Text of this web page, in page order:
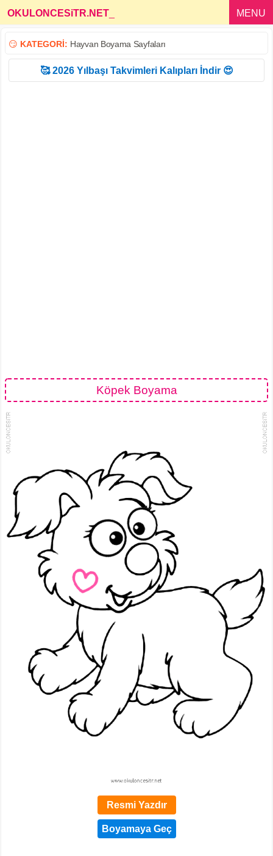
OKULONCESiTR.NET MENU
😏 KATEGORİ: Hayvan Boyama Sayfaları
🥰 2026 Yılbaşı Takvimleri Kalıpları İndir 😍
Köpek Boyama
Resmi Yazdır